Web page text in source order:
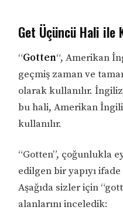
Get Üçüncü Hali ile
“Gotten“, Amerikan
geçmiş zaman ve
olarak kullanılır.
bu hali, Amerikan
kullanılır.
“Gotten”, çoğunlukla
edilgen bir yapıyı
Aşağıda sizler için
alanlarını inceledik: